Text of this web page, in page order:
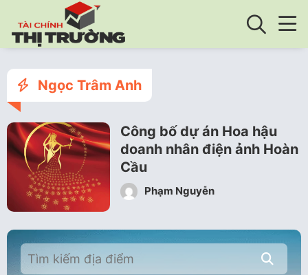
Ngọc Trâm Anh
Công bố dự án Hoa hậu
doanh nhân điện ảnh Hoàn
Cầu
Phạm Nguyễn